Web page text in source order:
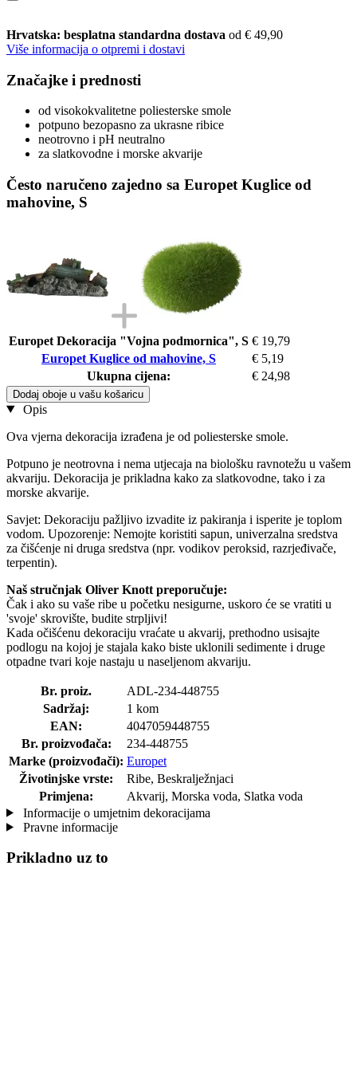
Hrvatska: besplatna standardna dostava od € 49,90
Više informacija o otpremi i dostavi
Značajke i prednosti
od visokokvalitetne poliesterske smole
potpuno bezopasno za ukrasne ribice
neotrovno i pH neutralno
za slatkovodne i morske akvarije
Često naručeno zajedno sa Europet Kuglice od
mahovine, S
Europet Dekoracija "Vojna podmornica", S € 19,79
Europet Kuglice od mahovine, S
€ 5,19
Ukupna cijena:
€ 24,98
Dodaj oboje u vašu košaricu
Opis
Ova vjerna dekoracija izrađena je od poliesterske smole.
Potpuno je neotrovna i nema utjecaja na biološku ravnotežu u vašem
akvariju. Dekoracija je prikladna kako za slatkovodne, tako i za
morske akvarije.
Savjet: Dekoraciju pažljivo izvadite iz pakiranja i isperite je toplom
vodom. Upozorenje: Nemojte koristiti sapun, univerzalna sredstva
za čišćenje ni druga sredstva (npr. vodikov peroksid, razrjeđivače,
terpentin).
Naš stručnjak Oliver Knott preporučuje:
Čak i ako su vaše ribe u početku nesigurne, uskoro će se vratiti u
'svoje' skrovište, budite strpljivi!
Kada očišćenu dekoraciju vraćate u akvarij, prethodno usisajte
podlogu na kojoj je stajala kako biste uklonili sedimente i druge
otpadne tvari koje nastaju u naseljenom akvariju.
Br. proiz.
ADL-234-448755
Sadržaj:
1 kom
EAN:
4047059448755
Br. proizvođača:
234-448755
Marke (proizvođači): Europet
Životinjske vrste:
Ribe, Beskralježnjaci
Primjena:
Akvarij, Morska voda, Slatka voda
Informacije o umjetnim dekoracijama
Pravne informacije
Prikladno uz to